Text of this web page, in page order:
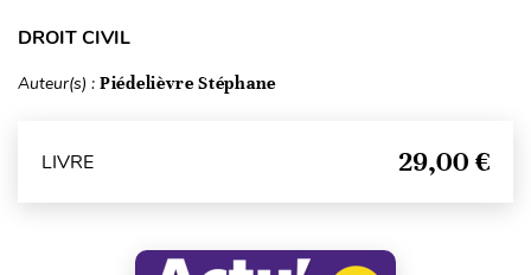
DROIT CIVIL
Auteur(s) : Piédelièvre Stéphane
LIVRE 29,00 €